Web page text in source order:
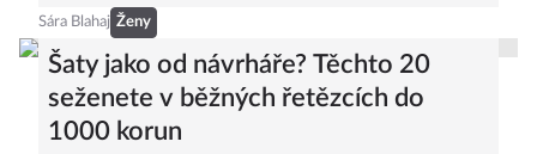
Sára Blahaj Ženy
Šaty jako od návrháře? Těchto 20
seženete v běžných řetězcích do
1000 korun